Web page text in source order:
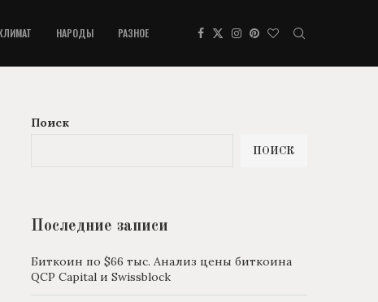
НАРОДЫ РАЗНОЕ
Поиск
ПОИСК
Последние записи
Биткоин по $66 тыс. Анализ цены биткоина
QCP Capital и Swissblock